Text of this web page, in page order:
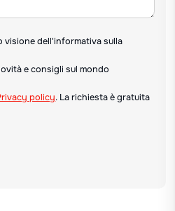
visione dell'informativa sulla
e consigli sul mondo
policy. La richiesta è gratuita